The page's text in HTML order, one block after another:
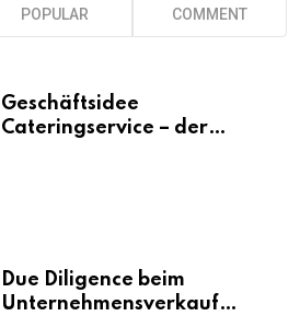
POPULAR COMMENT
Geschäftsidee
Cateringservice – der
Due Diligence beim
Unternehmensverkauf